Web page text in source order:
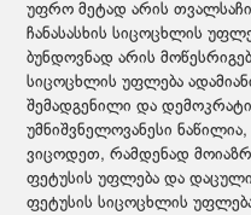
უფრო მეტად არის
ჩანასასხის სიცოცხლის
ბუნდოვნად არის
სიცოცხლის უფლება
შემადგენილი და
უმნიშვნელოვანესი
ვიცოდეთ, რამდენად
ფეტუსის უფლება და
ფეტუსის სიცოცხლის